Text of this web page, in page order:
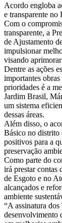
Acordo engloba
e transparente no
Com o
transparente, a
de Ajustamento
impulsionar
visando
Dentre as ações
importantes
prioridades é a
Jardim Brasil,
um sistema
dessas áreas.
Além disso, o
Básico no distrito
positivos para a
preservação
Como parte do
irá prestar contas
de Esgoto e no
alcançados e
ambiente
“A assinatura
desenvolvimento